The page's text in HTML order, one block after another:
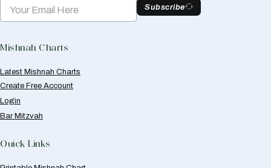
Subscribe
Mishnah Charts
Latest Mishnah Charts
Create Free Account
Login
Bar Mitzvah
Quick Links